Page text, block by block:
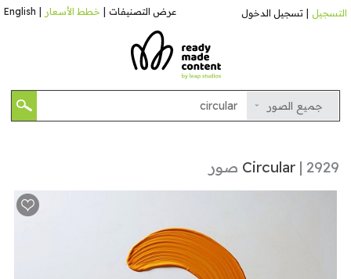
عرض التصنيفات خطط الأسعار English التسجيل تسجيل الدخول
جميع الصور
Circular | 2929 صور